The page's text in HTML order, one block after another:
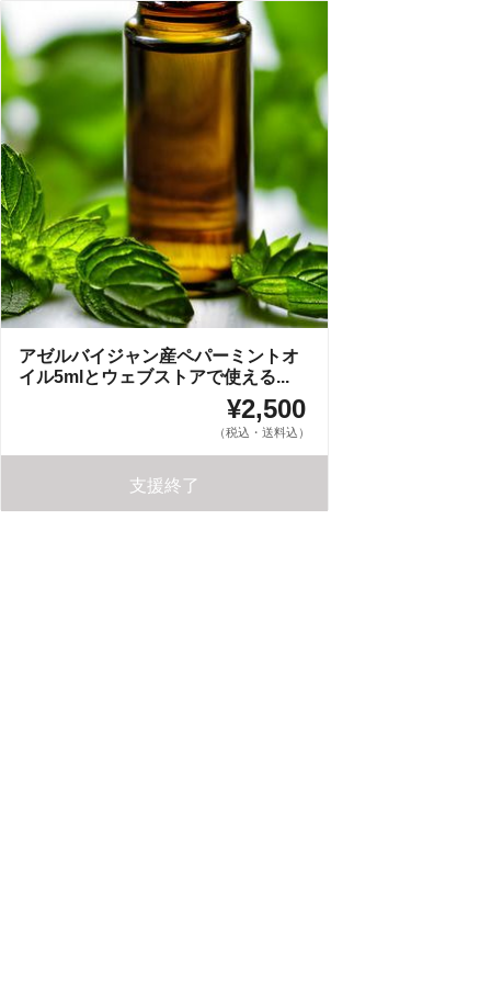
アゼルバイジャン産ペパーミントオ
イル5mlとウェブストアで使える...
¥2,500
（税込・送料込）
支援終了